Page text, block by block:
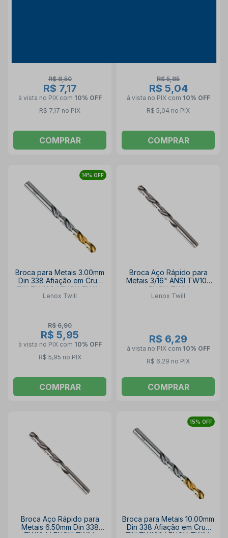
R$ 8,50
R$ 7,17
à vista no PIX com 10% OFF
R$ 7,17 no PIX
COMPRAR
R$ 5,85
R$ 5,04
à vista no PIX com 10% OFF
R$ 5,04 no PIX
COMPRAR
14% OFF
Broca para Metais 3.00mm
Din 338 Afiação em Cruz
TIN TW100 LENOX TWILL
Lenox Twill
R$ 6,90
R$ 5,95
à vista no PIX com 10% OFF
R$ 5,95 no PIX
COMPRAR
Broca Aço Rápido para
Metais 3/16" ANSI TW105
LENOX TWILL
Lenox Twill
R$ 6,29
à vista no PIX com 10% OFF
R$ 6,29 no PIX
COMPRAR
Broca Aço Rápido para
Metais 6.50mm Din 338
TW104 LENOX TWILL
15% OFF
Broca para Metais 10.00mm
Din 338 Afiação em Cruz
TIN TW100 LENOX TWILL